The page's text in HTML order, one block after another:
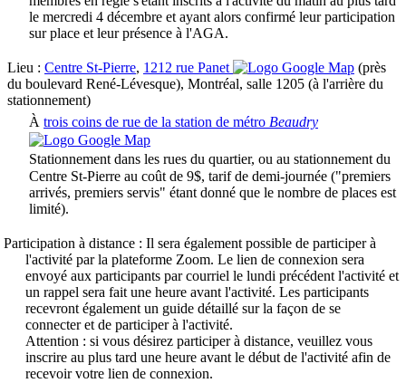
le mercredi 4 décembre et ayant alors confirmé leur participation
sur place et leur présence à l'AGA.
Lieu : Centre St-Pierre, 1212 rue Panet
(près
du boulevard René-Lévesque), Montréal, salle 1205 (à l'arrière du
stationnement)
À trois coins de rue de la station de métro Beaudry
Stationnement dans les rues du quartier, ou au stationnement du
Centre St-Pierre au coût de 9$, tarif de demi-journée ("premiers
arrivés, premiers servis" étant donné que le nombre de places est
limité).
Participation à distance : Il sera également possible de participer à
l'activité par la plateforme Zoom. Le lien de connexion sera
envoyé aux participants par courriel le lundi précédent l'activité et
un rappel sera fait une heure avant l'activité. Les participants
recevront également un guide détaillé sur la façon de se
connecter et de participer à l'activité.
Attention : si vous désirez participer à distance, veuillez vous
inscrire au plus tard une heure avant le début de l'activité afin de
recevoir votre lien de connexion.